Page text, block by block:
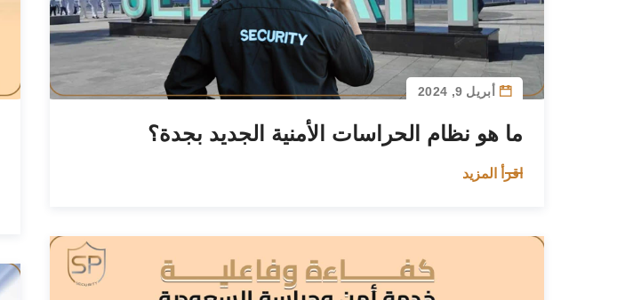
أبريل 9, 2024
ما هو نظام الحراسات الأمنية الجديد بجدة؟
اقرأ المزيد